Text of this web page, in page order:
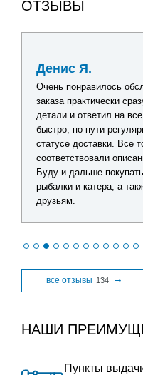
ОТЗЫВЫ
Денис Я.
Очень понравилось
заказа практически
детали и ответил на
быстро, по пути
статусе доставки. Все
соответствовали
Буду и дальше
рыбалки и катера, а
друзьям.
все отзывы 134
НАШИ
Пункты